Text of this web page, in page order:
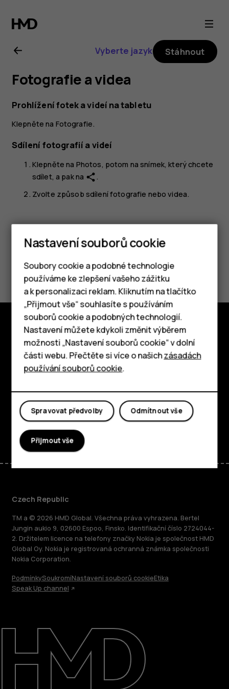
Uživatelská
příručka
k tabletu
Nokia
T20
Chytré telefony
Tlačítkové telefony
Tablety
O nás
Oprava, opětovné použití, recyklace
Podpora
Czech Republic
Vyberte jazyk Stáhnout
Fotografie a videa
Prohlížení fotek a videí na tabletu
Klepněte na Fotografie.
Sdílení fotografií a videí
Klepněte na Photos, potom na snímek, který chcete
sdílet, a pak na share .
Zvolte způsob sdílení fotografie nebo videa.
Pomohlo vám to?
Ano Ne
Prozkoumat
O nás
Podpora
FacebookInstagram
TiktokYoutubeLinkedinDiscord
Czech Republic
TM a © 2026 HMD Global. Všechna práva vyhrazena. Bertel
Jungin aukio 9, 02600 Espoo, Finsko. Identifikační číslo 2724044-
2. Držitelem licence na telefony značky Nokia je společnost HMD
Global Oy. Nokia je registrovaná ochranná známka společnosti
Nokia Corporation.
PodmínkySoukromíNastavení souborů cookieEtika
Speak Up channel
Nastavení souborů cookie
Soubory cookie a podobné technologie
používáme ke zlepšení vašeho zážitku
a k personalizaci reklam. Kliknutím na tlačítko
„Přijmout vše“ souhlasíte s používáním
souborů cookie a podobných technologií.
Nastavení můžete kdykoli změnit výběrem
možnosti „Nastavení souborů cookie“ v dolní
části webu. Přečtěte si více o našichzásadách
používání souborů cookie.
Odmítnout vše
Spravovat předvolby
Přijmout vše